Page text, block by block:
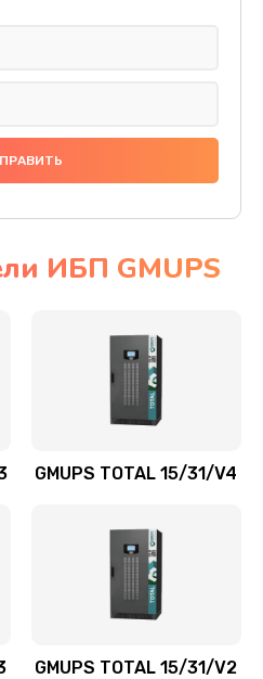
ИБП GMUPS
GMUPS TOTAL 15/31/V4
GMUPS TOTAL 15/31/V2